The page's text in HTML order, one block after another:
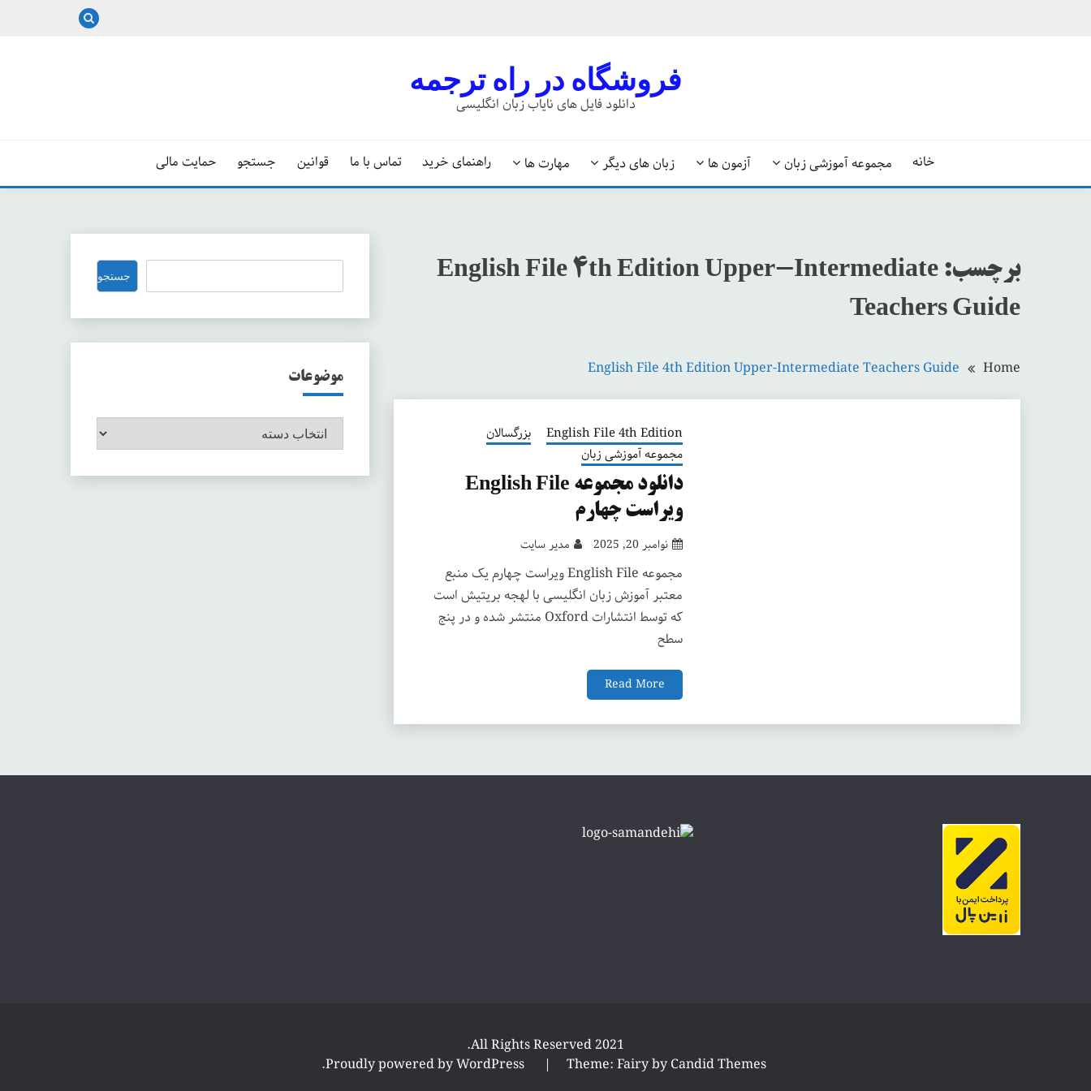
فروشگاه در راه ترجمه
دانلود فایل های نایاب زبان انگلیسی
خانه مجموعه آموزشی زبان آزمون ها زبان های دیگر مهارت ها راهنمای خرید تماس با ما قوانین جستجو حمایت مالی
برچسب: English File 4th Edition Upper-Intermediate
Teachers Guide
Home
English File 4th Edition Upper-Intermediate Teachers Guide
English File 4th Edition
بزرگسالان
مجموعه آموزشی زبان
دانلود مجموعه English File
ویراست چهارم
نوامبر 20, 2025 مدیر سایت
مجموعه English File ویراست چهارم یک منبع
معتبر آموزش زبان انگلیسی با لهجه بریتیش است
که توسط انتشارات Oxford منتشر شده و در پنج
سطح
Read More
جستجو جستجو
موضوعات
موضوعات
All Rights Reserved 2021.
Proudly powered by WordPress
| Theme: Fairy byCandid Themes
.